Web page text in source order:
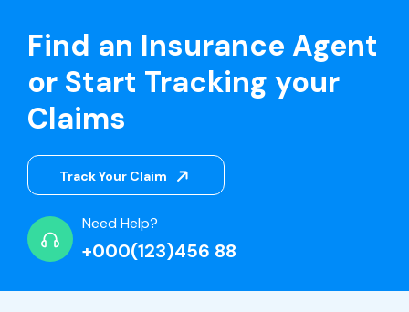
Find an Insurance Agent
or Start Tracking your
Claims
Track Your Claim
Need Help?
+000(123)456 88